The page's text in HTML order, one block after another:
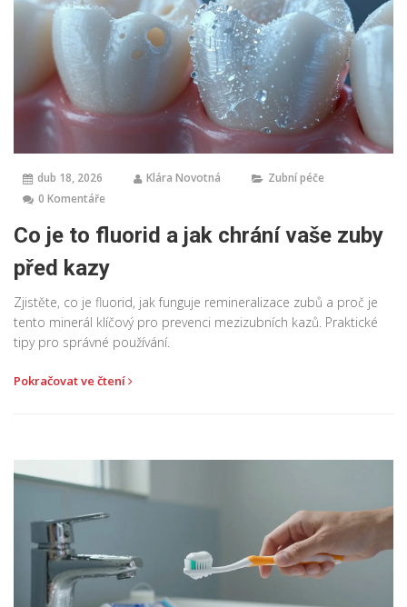
dub 18, 2026 Klára Novotná
Zubní péče
0 Komentáře
Co je to fluorid a jak chrání vaše zuby
před kazy
Zjistěte, co je fluorid, jak funguje remineralizace zubů a proč je
tento minerál klíčový pro prevenci mezizubních kazů. Praktické
tipy pro správné používání.
Pokračovat ve čtení